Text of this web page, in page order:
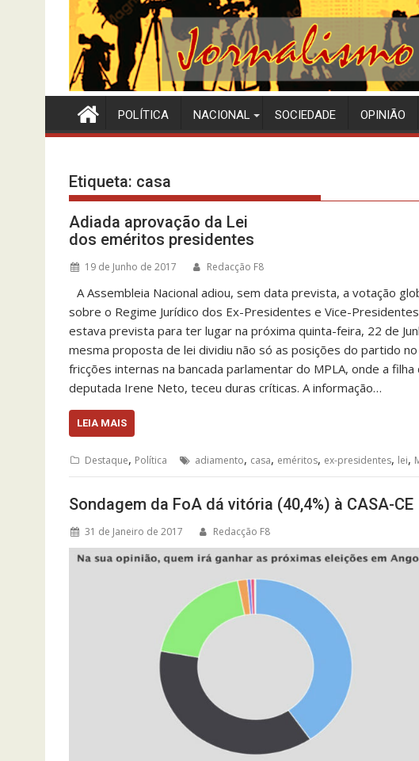
POLÍTICA NACIONAL SOCIEDADE OPINIÃO
Etiqueta: casa
Adiada aprovação da Lei
dos eméritos presidentes
19 de Junho de 2017 Redacção F8
A Assembleia Nacional adiou, sem data prevista, a votação
sobre o Regime Jurídico dos Ex-Presidentes e Vice-
estava prevista para ter lugar na próxima quinta-feira, 22 de
mesma proposta de lei dividiu não só as posições do partido
fricções internas na bancada parlamentar do MPLA, onde a
deputada Irene Neto, teceu duras críticas. A informação…
LEIA MAIS
Destaque, Política adiamento, casa, eméritos, ex-presidentes, lei,
Sondagem da FoA dá vitória (40,4%) à CASA-CE
31 de Janeiro de 2017 Redacção F8